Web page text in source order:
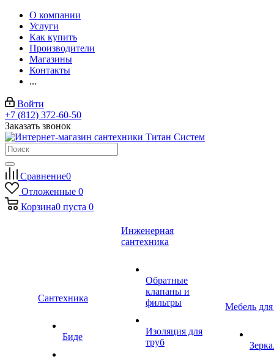
О компании
Услуги
Как купить
Производители
Магазины
Контакты
...
Войти
+7 (812) 372-60-50
Заказать звонок
Сравнение0
Отложенные 0
Корзина0 пуста 0
Сантехника
Биде
Инженерная
сантехника
Обратные
клапаны и
фильтры
Изоляция для
труб
Мебель